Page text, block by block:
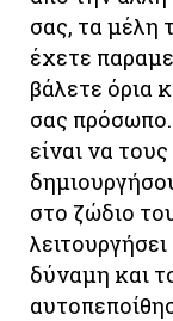
σας, τα μέλη
έχετε
βάλετε όρια
σας
είναι να
στο ζώδιο
δύναμη και